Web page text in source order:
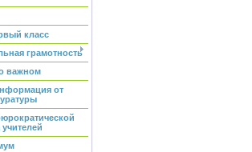
класс
грамотность
важном
от
учителей